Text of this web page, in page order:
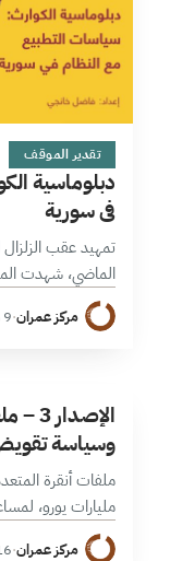
14 دقائق
تقدير الموقف
دبلوماسية
في سورية
الماضي، شهدت
النظام في سورية
الإقليمي الذي بدأ…
مركز عمران·9 مارس 2023
ا
وسياسة
مليارات يورو،
وزرائه “لقد ظهر
مركز عمران·
16